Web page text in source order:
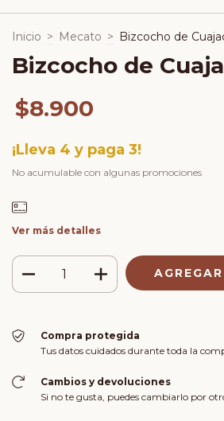
Inicio > Mecato > Bizcocho de
Bizcocho de
$8.900
¡Lleva 4 y paga 3!
No acumulable con algunas promociones
Ver más detalles
Compra protegida
Tus datos cuidados durante toda la
Cambios y devoluciones
Si no te gusta, puedes cambiarlo por